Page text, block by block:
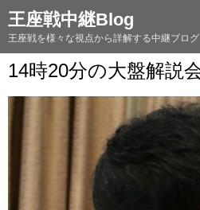
王座戦中継Blog
王座戦を様々な視点から詳解する中継ブログ
14時20分の大盤解説会